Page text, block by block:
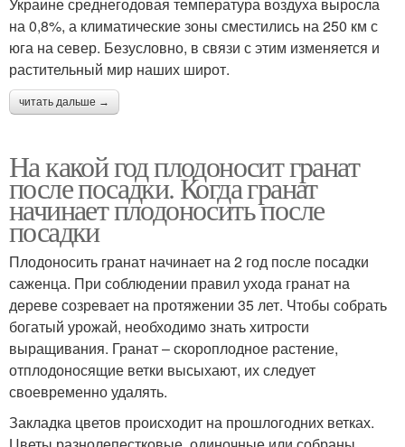
на 0,8%, а климатические зоны сместились на 250 км с
юга на север. Безусловно, в связи с этим изменяется и
растительный мир наших широт.
читать дальше →
На какой год плодоносит гранат
после посадки. Когда гранат
начинает плодоносить после
посадки
Плодоносить гранат начинает на 2 год после посадки
саженца. При соблюдении правил ухода гранат на
дереве созревает на протяжении 35 лет. Чтобы собрать
богатый урожай, необходимо знать хитрости
выращивания. Гранат – скороплодное растение,
отплодоносящие ветки высыхают, их следует
своевременно удалять.
Закладка цветов происходит на прошлогодних ветках.